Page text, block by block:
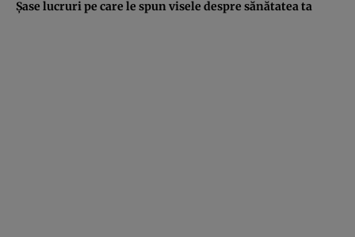
Şase lucruri pe care le spun visele despre sănătatea ta